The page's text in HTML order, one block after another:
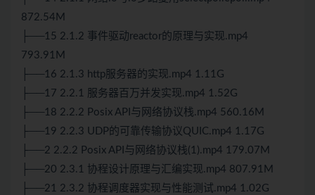
872.54M
├──15 2.1.2 事件驱动reactor的原理与实现.mp4
793.91M
├──16 2.1.3 http服务器的实现.mp4 1.11G
├──17 2.2.1 服务器百万并发实现.mp4 1.52G
├──18 2.2.2 Posix API与网络协议栈.mp4 560.16M
├──19 2.2.3 UDP的可靠传输协议QUIC.mp4 1.17G
├──2 2.2.2 Posix API与网络协议栈(1).mp4 179.07M
├──20 2.3.1 协程设计原理与汇编实现.mp4 807.91M
├──21 2.3.2 协程调度器实现与性能测试.mp4 1.02G